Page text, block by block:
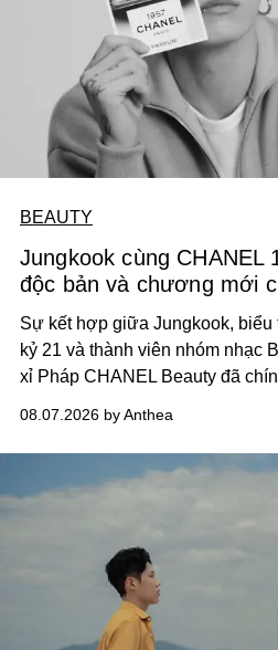
BEAUTY
Jungkook cùng CHANEL
độc bản và chương mới
Sự kết hợp giữa Jungkook,
kỷ 21 và thành viên nhóm nhạc
xỉ Pháp CHANEL Beauty đã
hoa cao cấp 1957.
08.07.2026 by Anthea